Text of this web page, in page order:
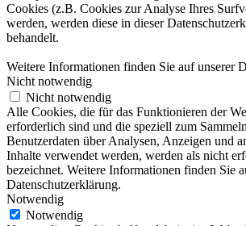
Cookies (z.B. Cookies zur Analyse Ihres
werden, werden diese in dieser
behandelt.
Weitere Informationen finden Sie auf unserer
Nicht notwendig
Nicht notwendig
Alle Cookies, die für das Funktionieren der
erforderlich sind und die speziell zum
Benutzerdaten über Analysen, Anzeigen und
Inhalte verwendet werden, werden als nicht
bezeichnet. Weitere Informationen finden Sie
Datenschutzerklärung.
Notwendig
Notwendig